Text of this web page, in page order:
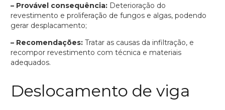
– Provável consequência: Deterioração do
revestimento e proliferação de fungos e algas, podendo
gerar desplacamento;
– Recomendações: Tratar as causas da infiltração, e
recompor revestimento com técnica e materiais
adequados.
Deslocamento de viga